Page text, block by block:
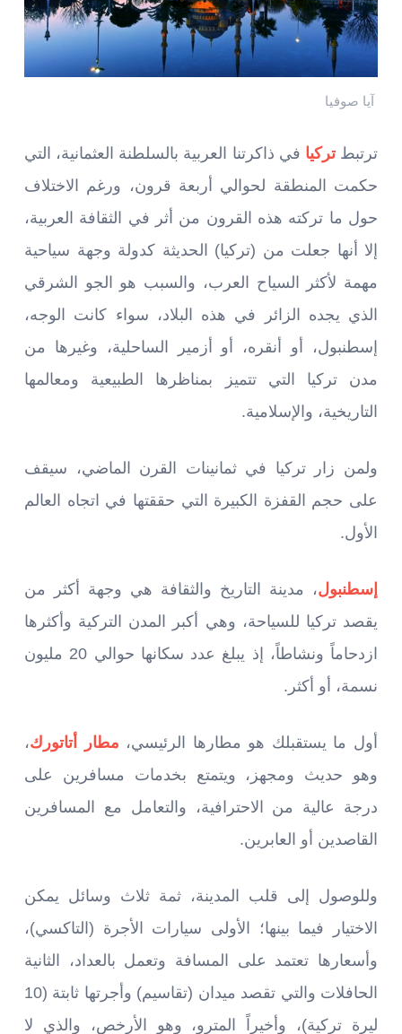
آيا صوفيا
ترتبطتركيا في ذاكرتنا العربية بالسلطنة العثمانية، التي
حكمت المنطقة لحوالي أربعة قرون، ورغم الاختلاف
حول ما تركته هذه القرون من أثر في الثقافة العربية،
إلا أنها جعلت من (تركيا) الحديثة كدولة وجهة سياحية
مهمة لأكثر السياح العرب، والسبب هو الجو الشرقي
الذي يجده الزائر في هذه البلاد، سواء كانت الوجه،
إسطنبول، أو أنقره، أو أزمير الساحلية، وغيرها من
مدن تركيا التي تتميز بمناظرها الطبيعية ومعالمها
التاريخية، والإسلامية.
ولمن زار تركيا في ثمانينات القرن الماضي، سيقف
على حجم القفزة الكبيرة التي حققتها في اتجاه العالم
الأول.
إسطنبول، مدينة التاريخ والثقافة هي وجهة أكثر من
يقصد تركيا للسياحة، وهي أكبر المدن التركية وأكثرها
ازدحاماً ونشاطاً، إذ يبلغ عدد سكانها حوالي 20 مليون
نسمة، أو أكثر.
أول ما يستقبلك هو مطارها الرئيسي، مطار أتاتورك،
وهو حديث ومجهز، ويتمتع بخدمات مسافرين على
درجة عالية من الاحترافية، والتعامل مع المسافرين
القاصدين أو العابرين.
وللوصول إلى قلب المدينة، ثمة ثلاث وسائل يمكن
الاختيار فيما بينها؛ الأولى سيارات الأجرة (التاكسي)،
وأسعارها تعتمد على المسافة وتعمل بالعداد، الثانية
الحافلات والتي تقصد ميدان (تقاسيم) وأجرتها ثابتة (10
ليرة تركية)، وأخيراً المترو، وهو الأرخص، والذي لا